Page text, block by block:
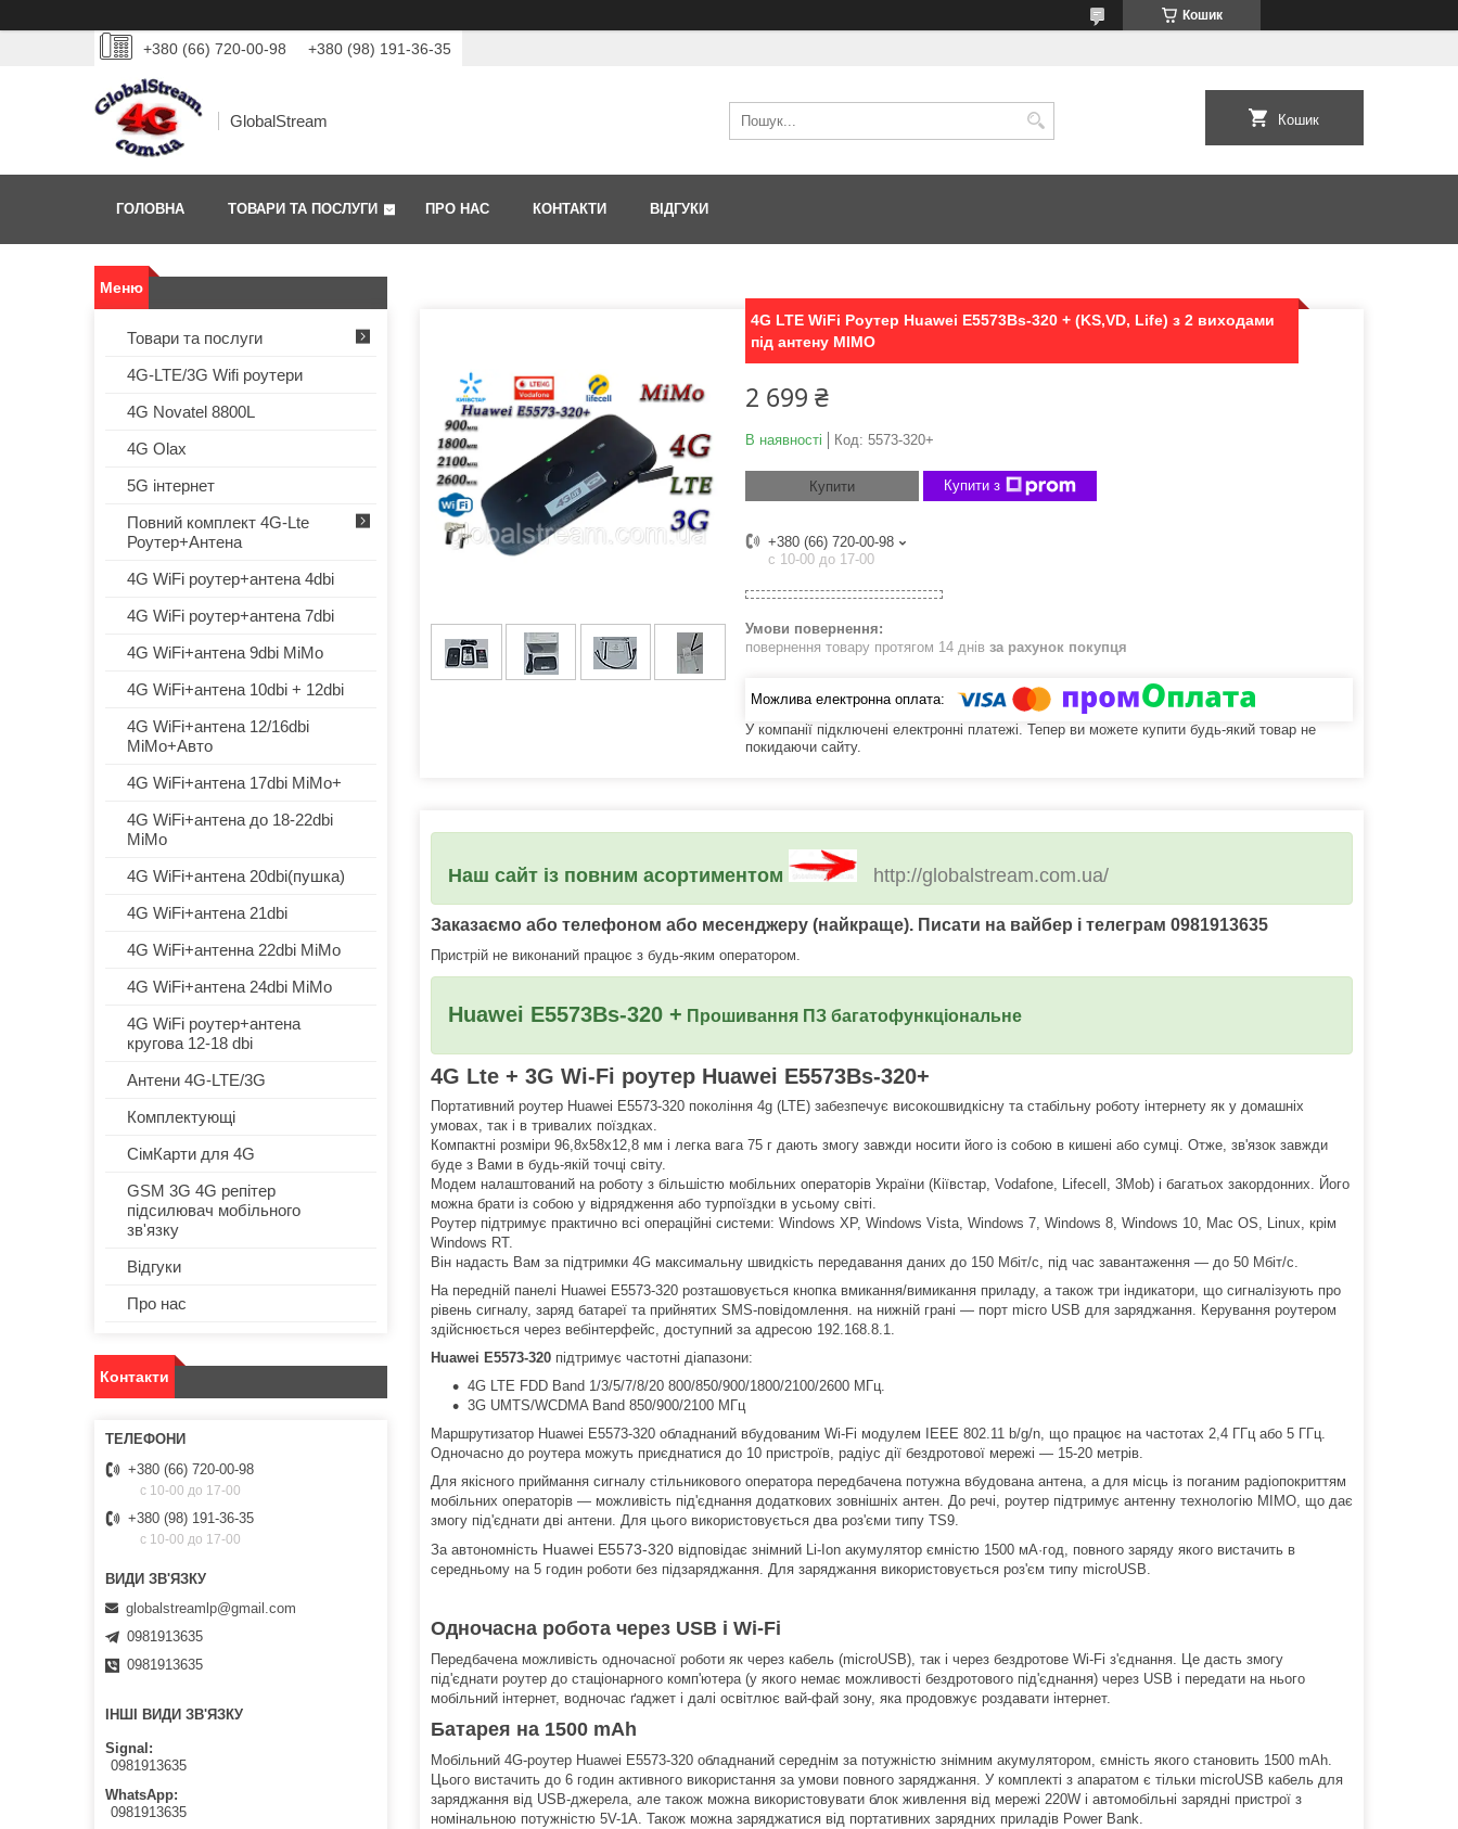
Кошик
+380 (66) 720-00-98 +380 (98) 191-36-35
GlobalStream Кошик
ГОЛОВНА ТОВАРИ ТА ПОСЛУГИ ПРО НАС КОНТАКТИ ВІДГУКИ
4G LTE WiFi Роутер Huawei E5573Bs-320 + (KS,VD, Life) з 2 виходами
під антену MIMO
2 699 ₴
В наявності Код: 5573-320+
Купити Купити з
+380 (66) 720-00-98
c 10-00 до 17-00
повернення товару протягом 14 днів за рахунок покупця
У компанії підключені електронні платежі. Тепер ви можете купити будь-який товар не
покидаючи сайту.
Наш сайт із повним асортиментом http://globalstream.com.ua/
Заказаємо або телефоном або месенджеру (найкраще). Писати на вайбер і телеграм 0981913635
Пристрій не виконаний працює з будь-яким оператором.
Huawei E5573Bs-320 + Прошивання ПЗ багатофункціональне
4G Lte + 3G Wi-Fi роутер Huawei E5573Bs-320+
Портативний роутер Huawei E5573-320 покоління 4g (LTE) забезпечує високошвидкісну та стабільну роботу інтернету як у домашніх
умовах, так і в тривалих поїздках.
Компактні розміри 96,8х58х12,8 мм і легка вага 75 г дають змогу завжди носити його із собою в кишені або сумці. Отже, зв'язок завжди
буде з Вами в будь-якій точці світу.
Модем налаштований на роботу з більшістю мобільних операторів України (Кіївстар, Vodafone, Lifecell, 3Mob) і багатьох закордонних. Його
можна брати із собою у відрядження або турпоїздки в усьому світі.
Роутер підтримує практично всі операційні системи: Windows XP, Windows Vista, Windows 7, Windows 8, Windows 10, Mac OS, Linux, крім
Windows RT.
Він надасть Вам за підтримки 4G максимальну швидкість передавання даних до 150 Мбіт/с, під час завантаження — до 50 Мбіт/с.
На передній панелі Huawei E5573-320 розташовується кнопка вмикання/вимикання приладу, а також три індикатори, що сигналізують про
рівень сигналу, заряд батареї та прийнятих SMS-повідомлення. на нижній грані — порт micro USB для заряджання. Керування роутером
здійснюється через вебінтерфейс, доступний за адресою 192.168.8.1.
Huawei E5573-320 підтримує частотні діапазони:
4G LTE FDD Band 1/3/5/7/8/20 800/850/900/1800/2100/2600 МГц.
3G UMTS/WCDMA Band 850/900/2100 МГц
Маршрутизатор Huawei E5573-320 обладнаний вбудованим Wi-Fi модулем IEEE 802.11 b/g/n, що працює на частотах 2,4 ГГц або 5 ГГц.
Одночасно до роутера можуть приєднатися до 10 пристроїв, радіус дії бездротової мережі — 15-20 метрів.
Для якісного приймання сигналу стільникового оператора передбачена потужна вбудована антена, а для місць із поганим радіопокриттям
мобільних операторів — можливість під'єднання додаткових зовнішніх антен. До речі, роутер підтримує антенну технологію MIMO, що дає
змогу під'єднати дві антени. Для цього використовується два роз'єми типу TS9.
За автономність Huawei E5573-320 відповідає знімний Li-Ion акумулятор ємністю 1500 мА·год, повного заряду якого вистачить в
середньому на 5 годин роботи без підзаряджання. Для заряджання використовується роз'єм типу microUSB.
Одночасна робота через USB і Wi-Fi
Передбачена можливість одночасної роботи як через кабель (microUSB), так і через бездротове Wi-Fi з'єднання. Це дасть змогу
під'єднати роутер до стаціонарного комп'ютера (у якого немає можливості бездротового під'єднання) через USB і передати на нього
мобільний інтернет, водночас ґаджет і далі освітлює вай-фай зону, яка продовжує роздавати інтернет.
Батарея на 1500 mAh
Мобільний 4G-роутер Huawei E5573-320 обладнаний середнім за потужністю знімним акумулятором, ємність якого становить 1500 mAh.
Цього вистачить до 6 годин активного використання за умови повного заряджання. У комплекті з апаратом є тільки microUSB кабель для
заряджання від USB-джерела, але також можна використовувати блок живлення від мережі 220W і автомобільні зарядні пристрої з
номінальною потужністю 5V-1A. Також можна заряджатися від портативних зарядних приладів Power Bank.
Товари та послуги
4G-LTE/3G Wifi роутери
4G Novatel 8800L
4G Olax
5G інтернет
Повний комплект 4G-Lte
Роутер+Антена
4G WiFi роутер+антена 4dbi
4G WiFi роутер+антена 7dbi
4G WiFi+антена 9dbi MiMo
4G WiFi+антена 10dbi + 12dbi
4G WiFi+антена 12/16dbi
MiMo+Авто
4G WiFi+антена 17dbi MiMo+
4G WiFi+антена до 18-22dbi
MiMo
4G WiFi+антена 20dbi(пушка)
4G WiFi+антена 21dbi
4G WiFi+антенна 22dbi MiMo
4G WiFi+антена 24dbi MiMo
4G WiFi роутер+антена
кругова 12-18 dbi
Антени 4G-LTE/3G
Комплектующі
СімКарти для 4G
GSM 3G 4G репітер
підсилювач мобільного
зв'язку
Відгуки
Про нас
Контакти
+380 (66) 720-00-98
c 10-00 до 17-00
+380 (98) 191-36-35
c 10-00 до 17-00
globalstreamlp@gmail.com
0981913635
0981913635
ІНШІ ВИДИ ЗВ'ЯЗКУ
Signal
0981913635
WhatsApp
0981913635